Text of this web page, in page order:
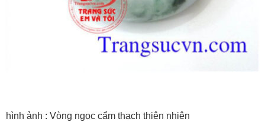
hình ảnh : Vòng ngọc cẩm thạch thiên nhiên